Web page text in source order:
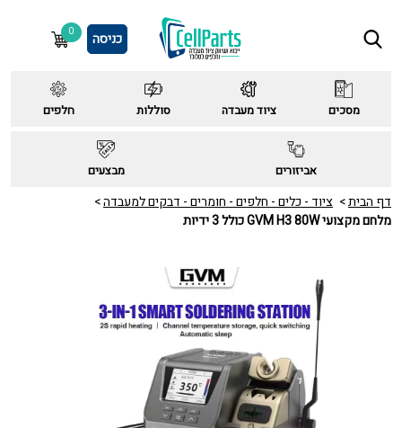
כניסה 0
מסכים ציוד מעבדה סוללות חלפים
אביזורים מבצעים
דף הבית
ציוד - כלים - חלפים - חומרים - דבקים למעבדה
מלחם מקצועי GVM H3 80W כולל 3 ידיות